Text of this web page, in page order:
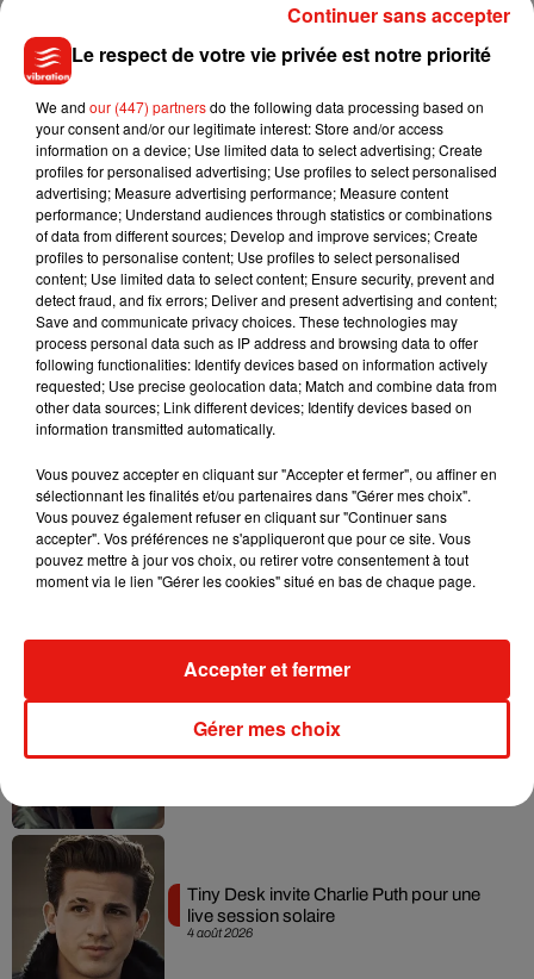
- D105 Membrolle - Plessis Macé
- D103 La Meignanne - St Clément
- D103 La Meignanne - Montreuil J
- D75 Brain - Longuenée
- D271 Nyoiseau – Hotellerie Flée
- D56 Saint-Clément de la Place
ATD Doué :
- D160 Mozé - Beaulieu
- D120, D127 et D123 Soulaine sur Aubance
- D145 Champigny - Souzay
- D214 Doué - Forges
- D170 Neuil - Doué
- D132 Gennes - Thoureuil
- D69 Doué - Nueil
- D156 Cernusson - Tigné
Musique
Benny Blanco invite Selena Gomez et
Becky G sur son nouveau single
4 août 2026
Tiny Desk invite Charlie Puth pour une
live session solaire
Le respect de votre vie privée est notre priorité
We and our (447) partnersdo the following data processing based on
your consent and/or our legitimate interest: Store and/or access
information on a device; Use limited data to select advertising; Create
profiles for personalised advertising; Use profiles to select personalised
advertising; Measure advertising performance; Measure content
performance; Understand audiences through statistics or combinations
of data from different sources; Develop and improve services; Create
profiles to personalise content; Use profiles to select personalised
content; Use limited data to select content; Ensure security, prevent and
detect fraud, and fix errors; Deliver and present advertising and content;
Save and communicate privacy choices. These technologies may
process personal data such as IP address and browsing data to offer
following functionalities: Identify devices based on information actively
requested; Use precise geolocation data; Match and combine data from
other data sources; Link different devices; Identify devices based on
information transmitted automatically.
Vous pouvez accepter en cliquant sur "Accepter et fermer", ou affiner en
sélectionnant les finalités et/ou partenaires dans "Gérer mes choix".
Vous pouvez également refuser en cliquant sur "Continuer sans
accepter". Vos préférences ne s'appliqueront que pour ce site. Vous
pouvez mettre à jour vos choix, ou retirer votre consentement à tout
moment via le lien "Gérer les cookies" situé en bas de chaque page.
Gérer mes choix
Accepter et fermer
Continuer sans accepter